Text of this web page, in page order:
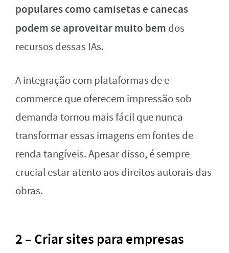
populares como camisetas e canecas
podem se aproveitar muito bem dos
recursos dessas IAs.
A integração com plataformas de e-
commerce que oferecem impressão sob
demanda tornou mais fácil que nunca
transformar essas imagens em fontes de
renda tangíveis. Apesar disso, é sempre
crucial estar atento aos direitos autorais das
obras.
2 – Criar sites para empresas